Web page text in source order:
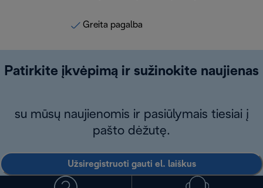
Greita pagalba
Patirkite įkvėpimą ir sužinokite naujienas
su mūsų naujienomis ir pasiūlymais tiesiai į
pašto dėžutę.
Užsiregistruoti gauti el. laiškus